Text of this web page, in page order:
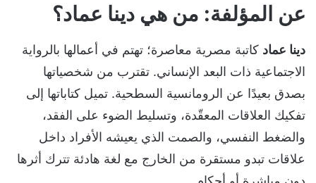
عن المؤلفة: من هي دينا عماد؟
دينا عماد كاتبة مصرية معاصرة؛ تهتم في أعمالها بالرواية
الاجتماعية ذات البعد الإنساني. تقترب من شخصياتها
بصدق بعيدًا عن الرومانسية السطحية. تميل كتاباتها إلى
تفكيك العلاقات المعقّدة، وتسليط الضوء على الفقد،
والضغط النفسي، والصمت الذي يعيشه الأفراد داخل
علاقات تبدو مستقرة من الخارج مع لغة هادئة تترك أثرها